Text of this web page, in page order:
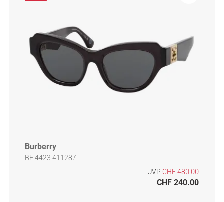
Burberry
BE 4423 411287
UVP CHF 480.00
CHF 240.00